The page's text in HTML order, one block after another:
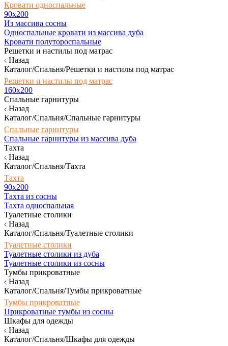
Кровати односпальные
90х200
Из массива сосны
Односпальные кровати из массива дуба
Кровати полутороспальные
Решетки и настилы под матрас
Назад
Каталог/Спальня/Решетки и настилы под матрас
Решетки и настилы под матрас
160х200
Спальные гарнитуры
Назад
Каталог/Спальня/Спальные гарнитуры
Спальные гарнитуры
Спальные гарнитуры из массива дуба
Тахта
Назад
Каталог/Спальня/Тахта
Тахта
90х200
Тахта из сосны
Тахта односпальная
Туалетные столики
Назад
Каталог/Спальня/Туалетные столики
Туалетные столики
Туалетные столики из дуба
Туалетные столики из сосны
Тумбы прикроватные
Назад
Каталог/Спальня/Тумбы прикроватные
Тумбы прикроватные
Прикроватные тумбы из сосны
Шкафы для одежды
Назад
Каталог/Спальня/Шкафы для одежды